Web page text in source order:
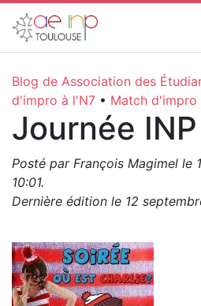
Blog de Association des
d'impro à l'N7 • Match
Journée
Posté par François Magimel le
10:01.
Dernière édition le 12